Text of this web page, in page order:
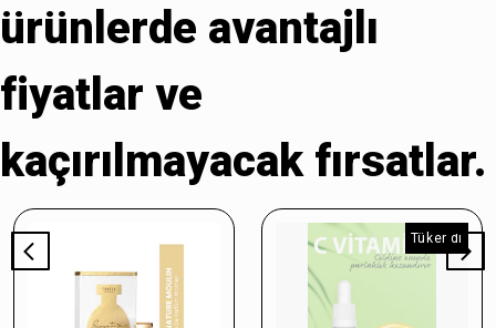
ürünlerde avantajlı
fiyatlar ve
kaçırılmayacak fırsatlar.
Tükendi